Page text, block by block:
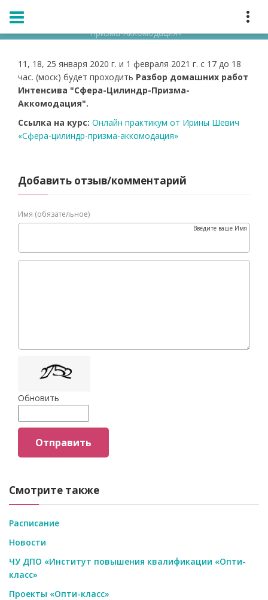
Разбор домашних работ Интенсива «Сфера-Цилиндр-
Призма-Аккомодация»
11, 18, 25 января 2020 г. и 1 февраля 2021 г. с 17 до 18
час. (моск) будет проходить Разбор домашних работ
Интенсива "Сфера-Цилиндр-Призма-
Аккомодация".
Cсылка на курс: Онлайн практикум от Ирины Шевич
«Сфера-цилиндр-призма-аккомодация»
Добавить отзыв/комментарий
Имя (обязательное)
Введите ваше Имя
Обновить
Отправить
Смотрите также
Расписание
Новости
ЧУ ДПО «Институт повышения квалификации «Опти-
класс»
Проекты «Опти-класс»